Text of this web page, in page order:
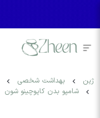
ژین بهداشت شخصی
شامپو بدن کاپوچینو شون